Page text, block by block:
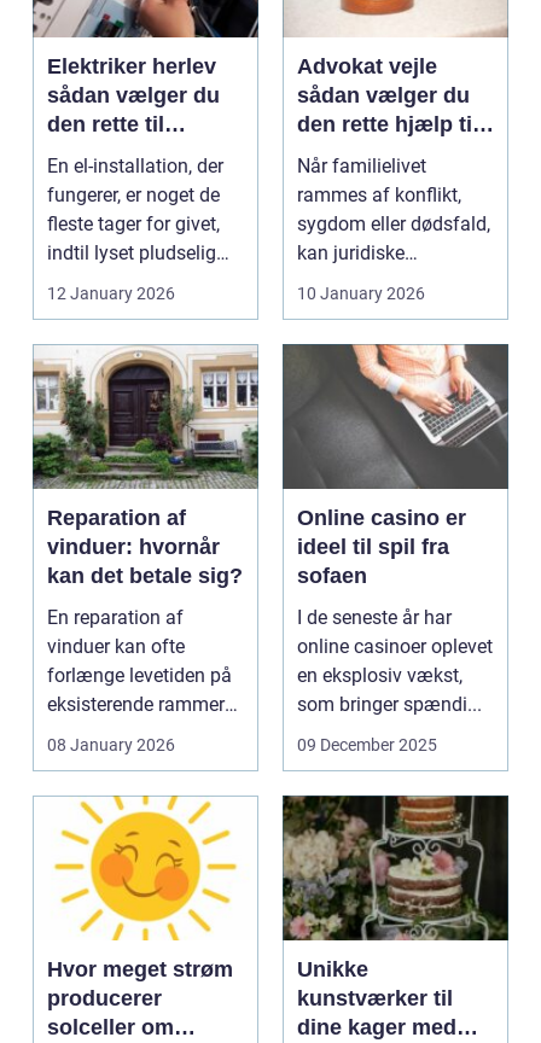
Elektriker herlev
sådan vælger du
den rette til
opgaven
En el-installation, der
fungerer, er noget de
fleste tager for givet,
indtil lyset pludselig
går, el...
12 January 2026
Advokat vejle
sådan vælger du
den rette hjælp til
familien
Når familielivet
rammes af konflikt,
sygdom eller dødsfald,
kan juridiske
spørgsmål hurtigt
vokse si...
10 January 2026
Reparation af
vinduer: hvornår
kan det betale sig?
En reparation af
vinduer kan ofte
forlænge levetiden på
eksisterende rammer
og glas med ...
08 January 2026
Online casino er
ideel til spil fra
sofaen
I de seneste år har
online casinoer oplevet
en eksplosiv vækst,
som bringer spændi...
09 December 2025
Hvor meget strøm
producerer
solceller om
Unikke
kunstværker til
dine kager med